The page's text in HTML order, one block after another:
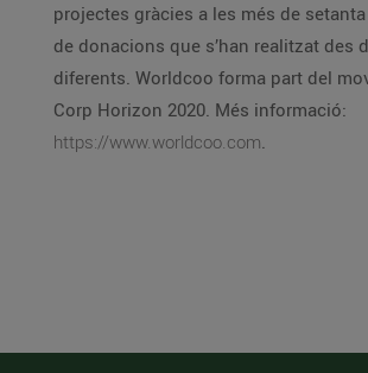
projectes gràcies a les més de
de donacions que s’han realitzat des
diferents. Worldcoo forma part del
Corp Horizon 2020. Més informació:
https://www.worldcoo.com.